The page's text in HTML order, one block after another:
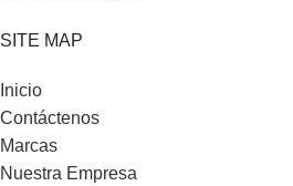
SITE MAP
Inicio
Contáctenos
Marcas
Nuestra Empresa